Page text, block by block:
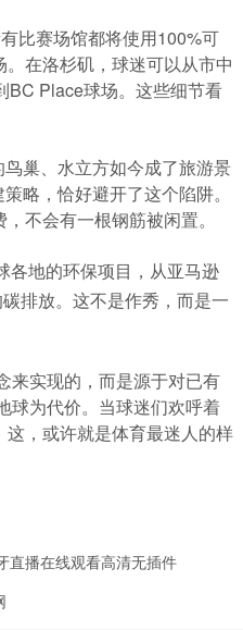
比赛场馆都将使用100%可
在洛杉矶，球迷可以从市中
BC Place球场。这些细节看
巢、水立方如今成了旅游景
略，恰好避开了这个陷阱。
不会有一根钢筋被闲置。
各地的环保项目，从亚马逊
排放。这不是作秀，而是一
来实现的，而是源于对已有
球为代价。当球迷们欢呼着
，或许就是体育最迷人的样
直播在线观看高清无插件